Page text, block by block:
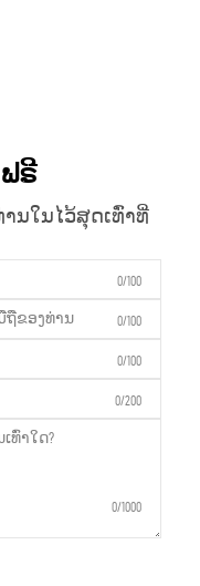
ຟຣີ
ນໃນໄວ້ສຸດເທົ່າທີ່
0/100
0/100
0/100
0/200
0/1000